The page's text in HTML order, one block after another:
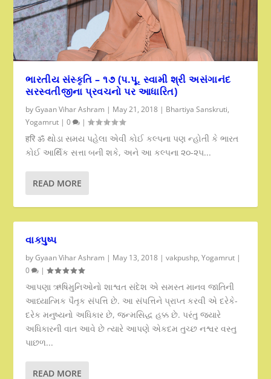
ભારતીય સંસ્કૃતિ – ૧૭ (પ.પૂ. સ્વામી શ્રી અસંગાનંદ
સરસ્વતીજીના પ્રવચનો પર આધારિત)
byGyaan Vihar Ashram | May 21, 2018 | Bhartiya Sanskruti,
Yogamrut |0 |
हरि ॐ થોડા સમય પહેલા એવી કોઈ કલ્પના પણ ન્હોતી કે ભારત
કોઈ આર્થિક સત્તા બની શકે, અને આ કલ્પના ૨૦-૨૫...
READ MORE
વાક્પુષ્પ
byGyaan Vihar Ashram | May 13, 2018 |vakpushp,Yogamrut |
0
|
આપણા ઋષિમુનિઓનો શાશ્વત સંદેશ એ સમસ્ત માનવ જાતિની
આધ્યાત્મિક પૈતૃક સંપત્તિ છે. આ સંપત્તિને પ્રાપ્ત કરવી એ દરેકે-
દરેક મનુષ્યનો અધિકાર છે, જન્મસિદ્ધ હક્ક છે. પરંતુ જ્યારે
અધિકારની વાત આવે છે ત્યારે આપણે એકદમ તુચ્છ નશ્વર વસ્તુ
પાછળ...
READ MORE